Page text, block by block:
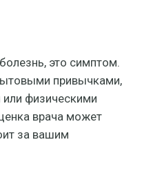
это симптом.
привычками,
физическими
врача может
за вашим